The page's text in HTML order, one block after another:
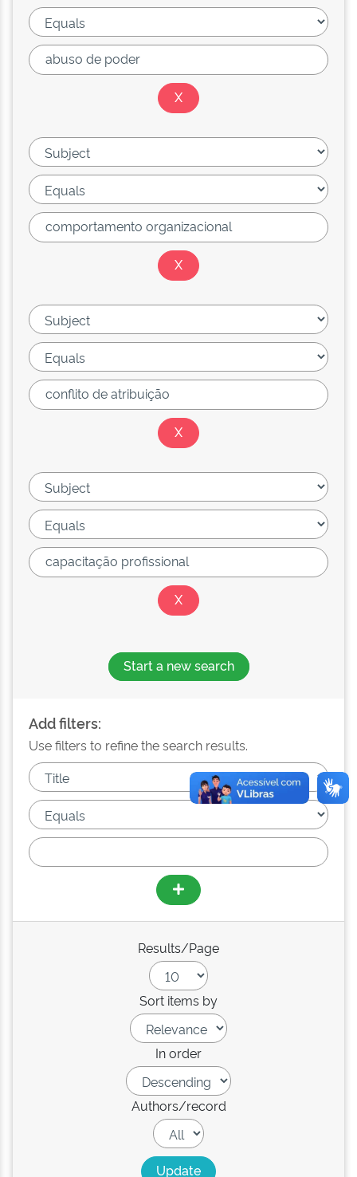
Start a new search
Add filters:
Use filters to refine the search results.
Results/Page
Sort items by
In order
Authors/record